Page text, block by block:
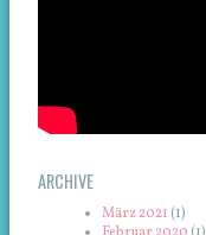
ARCHIVE
März 2021 (1)